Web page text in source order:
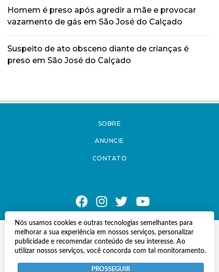
Nós usamos cookies e outras tecnologias semelhantes para
melhorar a sua experiência em nossos serviços, personalizar
publicidade e recomendar conteúdo de seu interesse. Ao
utilizar nossos serviços, você concorda com tal monitoramento.
PROSSEGUIR
Homem é preso após agredir a mãe e provocar
vazamento de gás em São José do Calçado
Suspeito de ato obsceno diante de crianças é
preso em São José do Calçado
SOBRE
ANUNCIE
CONTATO
© Copyright 2021 A Notícia do Caparaó.
Todos os direitos reservados.
Desenvolvido por
Termos e Políticas de Uso